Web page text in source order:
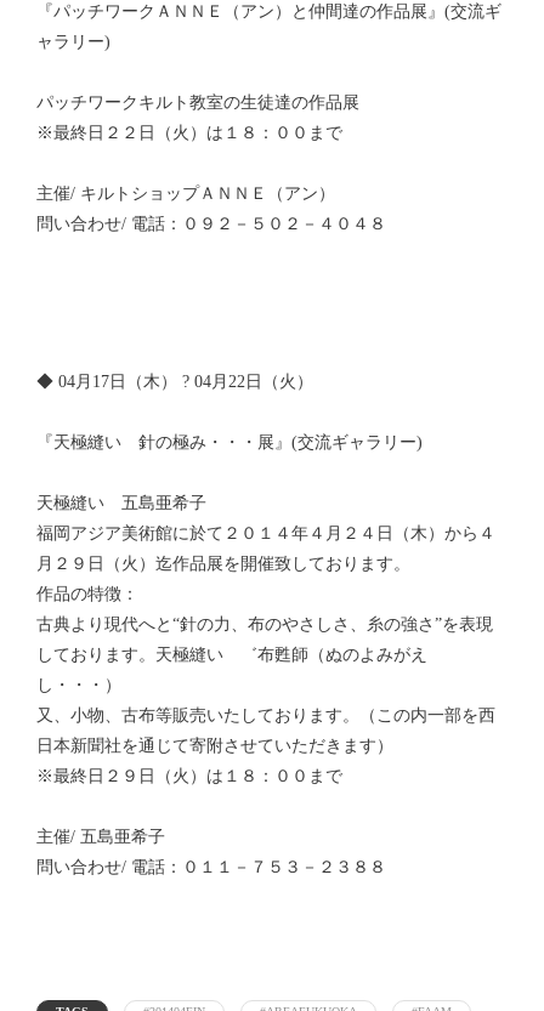
『パッチワークＡＮＮＥ（アン）と仲間達の作品展』(交流ギ
ャラリー)
パッチワークキルト教室の生徒達の作品展
※最終日２２日（火）は１８：００まで
主催/ キルトショップＡＮＮＥ（アン）
問い合わせ/ 電話：０９２－５０２－４０４８
◆ 04月17日（木） ? 04月22日（火）
『天極縫い 針の極み・・・展』(交流ギャラリー)
天極縫い 五島亜希子
福岡アジア美術館に於て２０１４年４月２４日（木）から４
月２９日（火）迄作品展を開催致しております。
作品の特徴：
古典より現代へと“針の力、布のやさしさ、糸の強さ”を表現
しております。天極縫い ゛布甦師（ぬのよみがえ
し・・・）
又、小物、古布等販売いたしております。（この内一部を西
日本新聞社を通じて寄附させていただきます）
※最終日２９日（火）は１８：００まで
主催/ 五島亜希子
問い合わせ/ 電話：０１１－７５３－２３８８